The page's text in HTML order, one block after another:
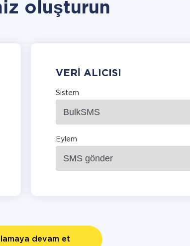
oluşturun
VERI ALICISI
Sistem
Eylem
devam et